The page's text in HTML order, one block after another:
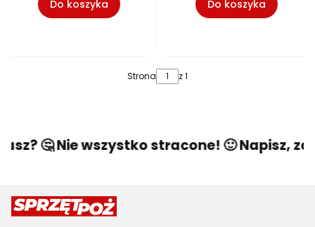
Do koszyka Do koszyka
Strona z 1
🤔 Nie wszystko stracone! 🙂 Napisz,